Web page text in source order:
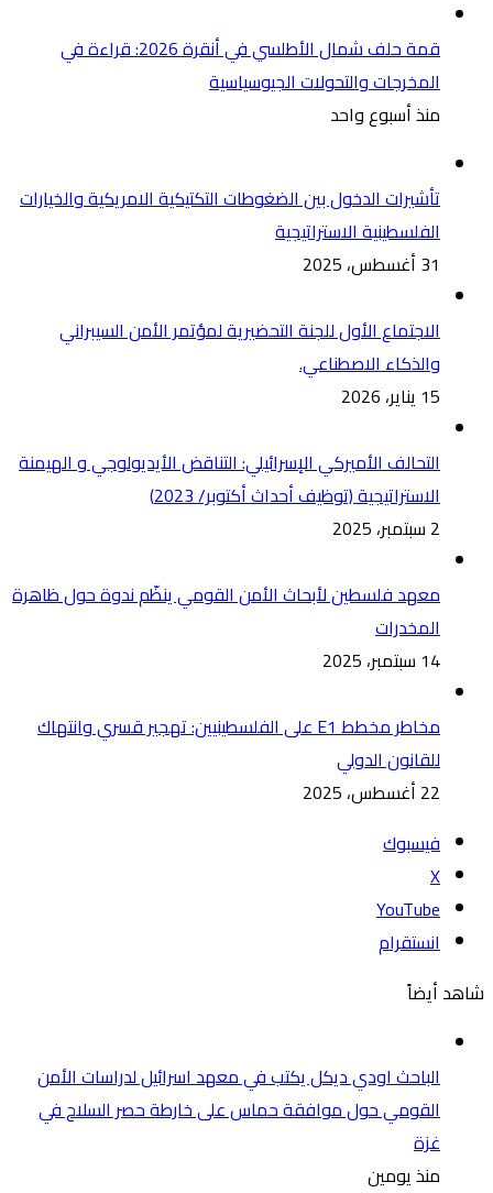
قمة حلف شمال الأطلسي في أنقرة 2026: قراءة في
المخرجات والتحولات الجيوسياسية
منذ أسبوع واحد
تأشيرات الدخول بين الضغوطات التكتيكية الامريكية والخيارات
الفلسطينية الاستراتيجية
31 أغسطس، 2025
الاجتماع الأول للجنة التحضيرية لمؤتمر الأمن السيبراني
والذكاء الاصطناعي.
15 يناير، 2026
التحالف الأميركي الإسرائيلي: التناقض الأيديولوجي و الهيمنة
الاستراتيجية (توظيف أحداث أكتوبر/ 2023)
2 سبتمبر، 2025
معهد فلسطين لأبحاث الأمن القومي ينظّم ندوة حول ظاهرة
المخدرات
14 سبتمبر، 2025
مخاطر مخطط E1 على الفلسطينيين: تهجير قسري وانتهاك
للقانون الدولي
22 أغسطس، 2025
فيسبوك
‫X
‫YouTube
انستقرام
شاهد أيضاً
الباحث اودي ديكل يكتب في معهد اسرائيل لدراسات الأمن
القومي حول موافقة حماس على خارطة حصر السلاح في
غزة
منذ يومين